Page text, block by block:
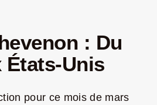
: Du
États-Unis
pour ce mois de mars